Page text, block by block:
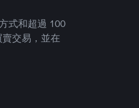
式和超過 100
交易，並在